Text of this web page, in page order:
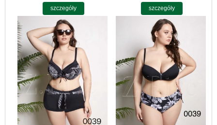
szczegóły szczegóły